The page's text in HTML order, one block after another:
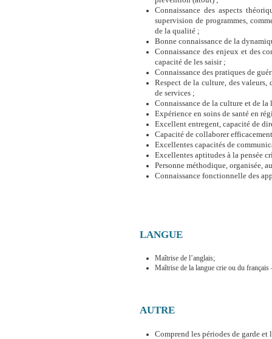
Connaissance des aspects
supervision de programmes,
de la qualité ;
Bonne connaissance de la
Connaissance des enjeux et des
capacité de les saisir ;
Connaissance des pratiques de
Respect de la culture, des
de services ;
Connaissance de la culture et de la
Expérience en soins de santé en
Excellent entregent, capacité de
Capacité de collaborer
Excellentes capacités de
Excellentes aptitudes à la pensée
Personne méthodique, organisée,
Connaissance fonctionnelle des
LANGUE
Maîtrise de l’anglais;
Maîtrise de la langue crie ou du français
AUTRE
Comprend les périodes de garde et